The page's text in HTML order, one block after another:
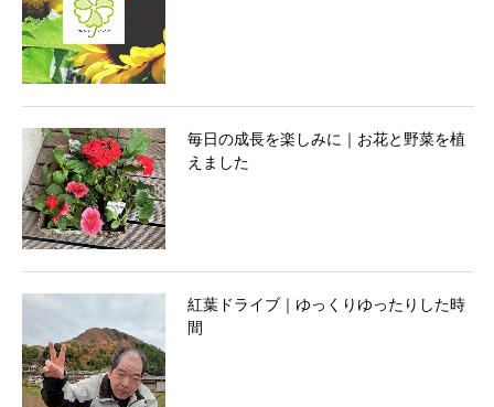
毎日の成長を楽しみに｜お花と野菜を植
えました
紅葉ドライブ｜ゆっくりゆったりした時
間